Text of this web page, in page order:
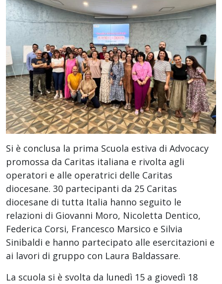
Si è conclusa la prima Scuola estiva di Advocacy
promossa da Caritas italiana e rivolta agli
operatori e alle operatrici delle Caritas
diocesane. 30 partecipanti da 25 Caritas
diocesane di tutta Italia hanno seguito le
relazioni di Giovanni Moro, Nicoletta Dentico,
Federica Corsi, Francesco Marsico e Silvia
Sinibaldi e hanno partecipato alle esercitazioni e
ai lavori di gruppo con Laura Baldassare.
La scuola si è svolta da lunedì 15 a giovedì 18